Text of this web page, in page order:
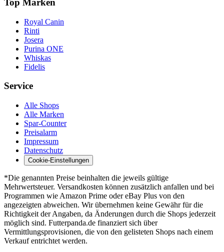
Top Marken
Royal Canin
Rinti
Josera
Purina ONE
Whiskas
Fidelis
Service
Alle Shops
Alle Marken
Spar-Counter
Preisalarm
Impressum
Datenschutz
Cookie-Einstellungen
*Die genannten Preise beinhalten die jeweils gültige
Mehrwertsteuer. Versandkosten können zusätzlich anfallen und bei
Programmen wie Amazon Prime oder eBay Plus von den
angezeigten abweichen. Wir übernehmen keine Gewähr für die
Richtigkeit der Angaben, da Änderungen durch die Shops jederzeit
möglich sind. Futterpanda.de finanziert sich über
Vermittlungsprovisionen, die von den gelisteten Shops nach einem
Verkauf entrichtet werden.